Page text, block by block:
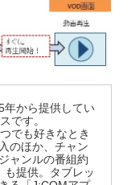
年から提供してい
です。
でも好きなとき
のほか、チャン
ャンルの番組約
提供。タブレッ